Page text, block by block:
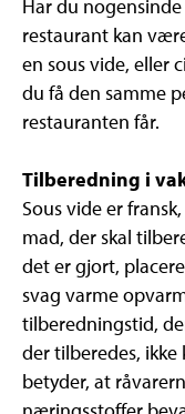
Har du
restaurant kan
en sous vide, eller
du få den samme
restauranten får.
Tilberedning i
Sous vide er
mad, der skal
det er gjort,
svag varme
tilberedningstid,
der tilberedes,
betyder, at